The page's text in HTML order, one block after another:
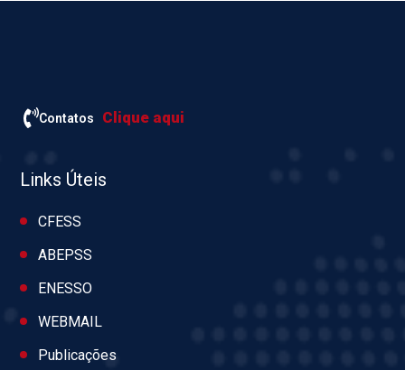
Contatos Clique aqui
Links Úteis
CFESS
ABEPSS
ENESSO
WEBMAIL
Publicações